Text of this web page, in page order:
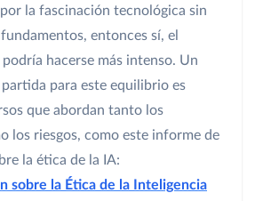
la fascinación tecnológica sin
entonces sí, el
hacerse más intenso. Un
para este equilibrio es
que abordan tanto los
los riesgos, como este informe de
la ética de la IA:
sobre la Ética de la Inteligencia